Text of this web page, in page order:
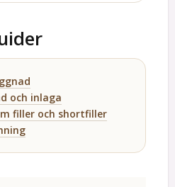
och inlaga
filler och shortfiller